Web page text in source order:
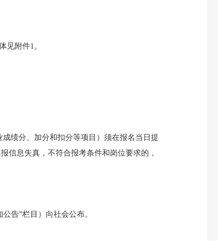
见附件1 。
绩分、加分和扣分等项目）须在报名当日提
信息失真，不符合报考条件和岗位要求的，
公告”栏目）向社会公布。